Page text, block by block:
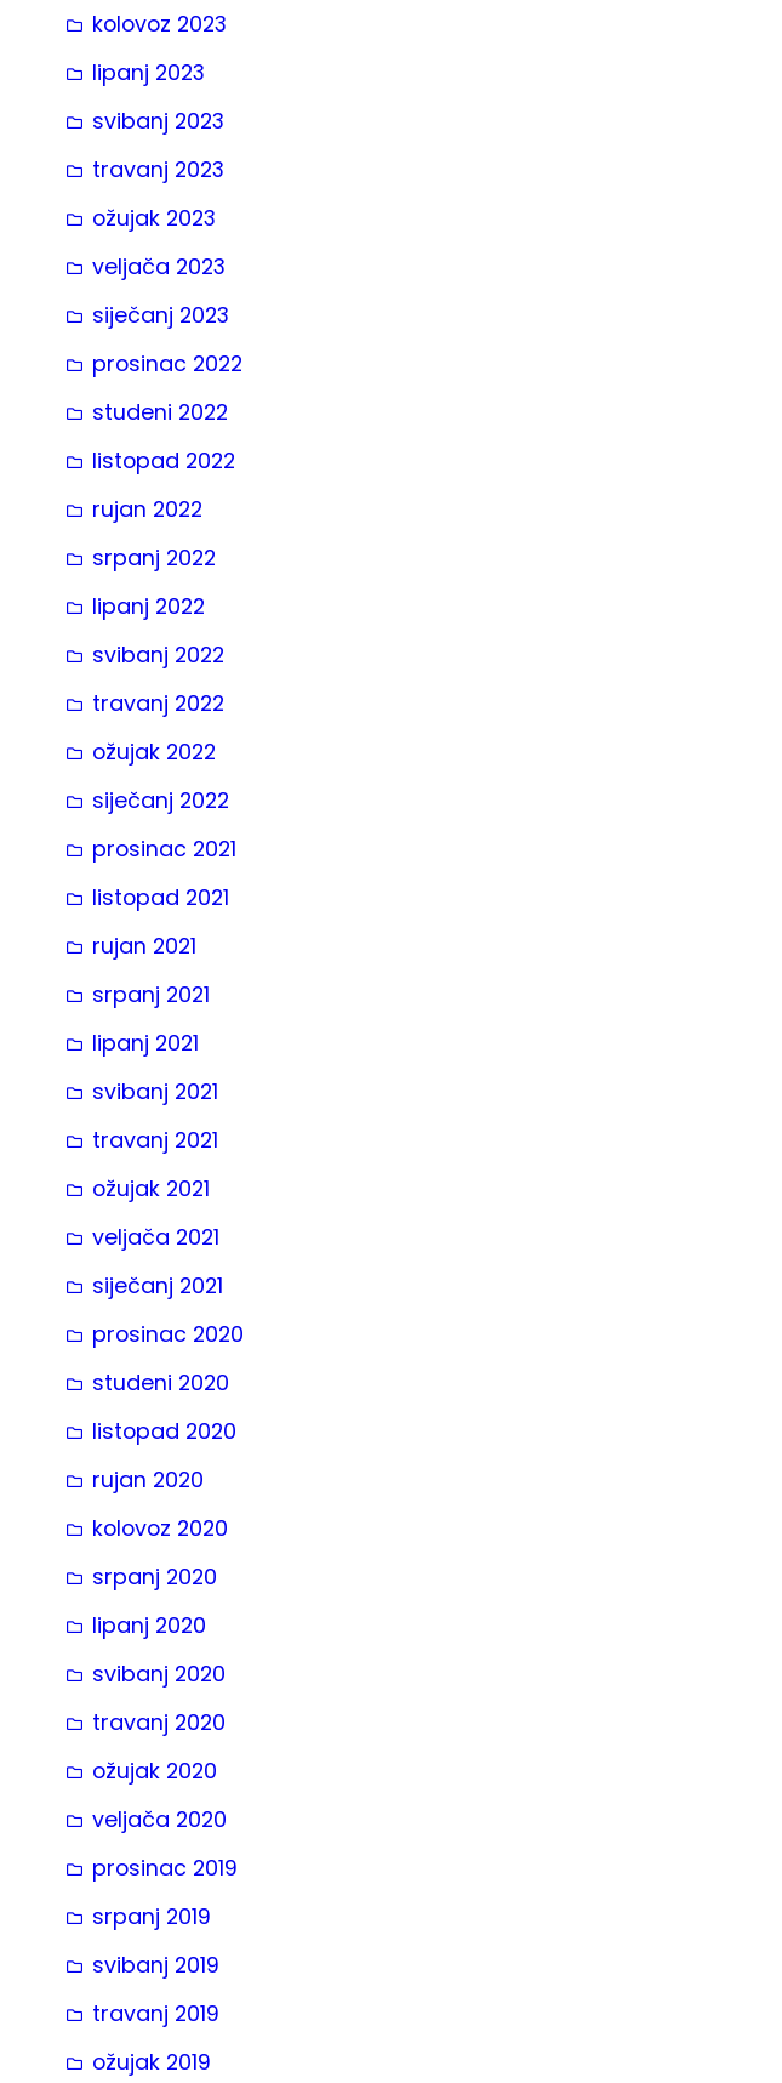
kolovoz 2023
lipanj 2023
svibanj 2023
travanj 2023
ožujak 2023
veljača 2023
siječanj 2023
prosinac 2022
studeni 2022
listopad 2022
rujan 2022
srpanj 2022
lipanj 2022
svibanj 2022
travanj 2022
ožujak 2022
siječanj 2022
prosinac 2021
listopad 2021
rujan 2021
srpanj 2021
lipanj 2021
svibanj 2021
travanj 2021
ožujak 2021
veljača 2021
siječanj 2021
prosinac 2020
studeni 2020
listopad 2020
rujan 2020
kolovoz 2020
srpanj 2020
lipanj 2020
svibanj 2020
travanj 2020
ožujak 2020
veljača 2020
prosinac 2019
srpanj 2019
svibanj 2019
travanj 2019
ožujak 2019